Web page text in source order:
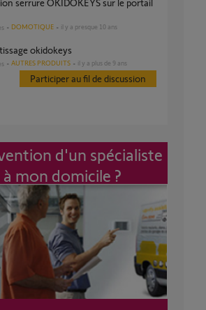
DOMOTIQUE il y a presque 10 ans
okidokeys
AUTRES PRODUITS il y a plus de 9 ans
Participer au fil de discussion
d'un spécialiste
à mon domicile ?